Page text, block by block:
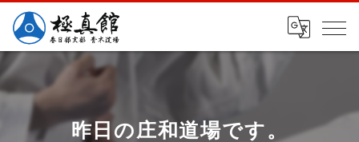
昨日の庄和道場です。